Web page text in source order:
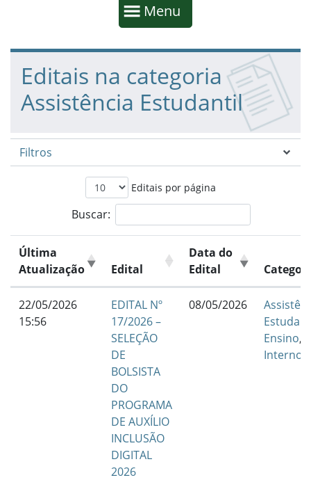
Mostrar
Menu
Fim da navegação
Início do conteúdo
Editais na categoria
Assistência Estudantil
Filtros
Editais por página
Buscar:
Última
Atualização
Edital
Data do
Edital
22/05/2026
15:56
EDITAL Nº
17/2026 –
SELEÇÃO
DE
BOLSISTA
DO
PROGRAMA
DE AUXÍLIO
INCLUSÃO
DIGITAL
2026
08/05/2026
Ensino,
Interno